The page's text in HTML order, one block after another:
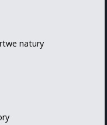
natury